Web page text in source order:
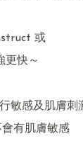
或
更快～
敏感及肌膚刺
有肌膚敏感